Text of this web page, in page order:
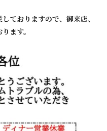
ておりますので、御来店、
ます。